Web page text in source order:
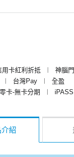
用卡紅利折抵 ︱
神腦門
︱ 台灣Pay ︱
全盈
卡-無卡分期 ︱
iPASS
紹